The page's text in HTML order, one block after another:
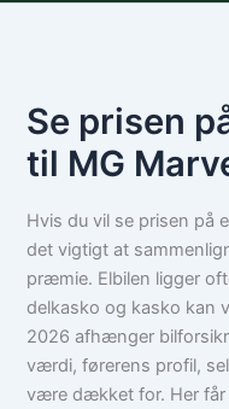
Se prisen
til MG
Hvis du vil se prisen på
det vigtigt at
præmie. Elbilen ligger
delkasko og kasko kan
2026 afhænger
værdi, førerens profil,
være dækket for. Her får